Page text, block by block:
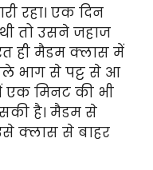
रहा। एक दिन
तो उसने जहाज
ही मैडम क्लास में
भाग से पट्ट से आ
मिनट की भी
है। मैडम से
क्लास से बाहर